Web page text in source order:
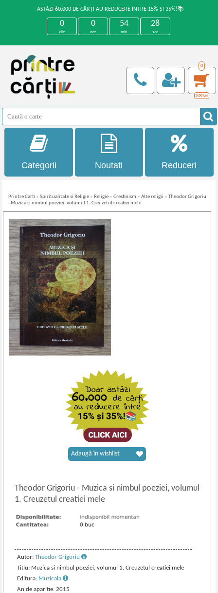
ASTĂZI 60.000 DE CĂRȚI AU REDUCERE ÎNTRE 15% ȘI 35%!📚
0
zile
0
ore
54
min
28
sec
0
0,00 Lei
Categorii Noutati Reduceri
Printre Carti »Spiritualitate si Religie » Religie »Crestinism »Alte religii »Theodor Grigoriu
- Muzica si nimbul poeziei, volumul 1. Creuzetul creatiei mele
Theodor Grigoriu- Muzica si nimbul poeziei, volumul
1. Creuzetul creatiei mele
Autor:Theodor Grigoriu
Titlu: Muzica si nimbul poeziei, volumul 1. Creuzetul creatiei mele
Editura: Muzicala
An de aparitie: 2015
Adaugă în wishlist